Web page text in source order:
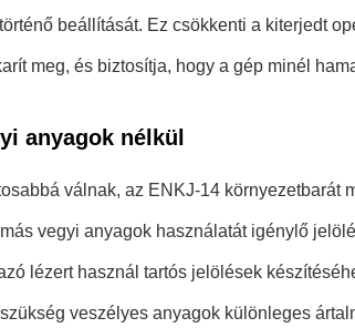
beállítását. Ez csökkenti a kiterjedt
meg, és biztosítja, hogy a gép minél
anyagok nélkül
válnak, az ENKJ-14 környezetbarát
vegyi anyagok használatát igénylő
lézert használ tartós jelölések
veszélyes anyagok különleges